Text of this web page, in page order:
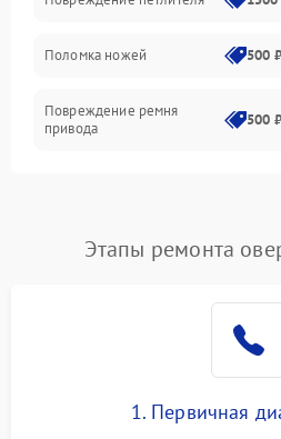
Поломка ножей 500 ₽
Повреждение ремня
привода
500 ₽
Неисправность системы
подачи масла
1500
500 ₽
Этапы ремонта
1. Первичная